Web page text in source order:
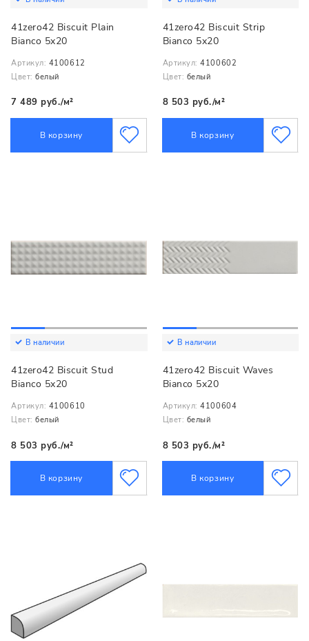
41zero42 Biscuit Plain
Bianco 5x20
Артикул: 4100612
Цвет: белый
7 489 руб./м²
В корзину
41zero42 Biscuit Strip
Bianco 5x20
Артикул: 4100602
Цвет: белый
8 503 руб./м²
В корзину
В наличии
41zero42 Biscuit Stud
Bianco 5x20
Артикул: 4100610
Цвет: белый
8 503 руб./м²
В корзину
В наличии
41zero42 Biscuit Waves
Bianco 5x20
Артикул: 4100604
Цвет: белый
8 503 руб./м²
В корзину